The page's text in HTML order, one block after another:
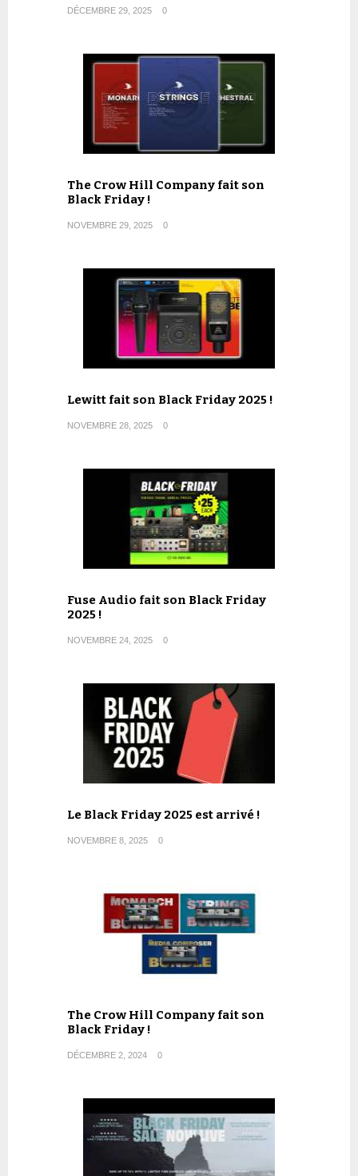
DÉCEMBRE 29, 2025 0
The Crow Hill Company fait son
Black Friday !
NOVEMBRE 29, 2025 0
Lewitt fait son Black Friday 2025 !
NOVEMBRE 28, 2025 0
Fuse Audio fait son Black Friday
2025 !
NOVEMBRE 24, 2025 0
Le Black Friday 2025 est arrivé !
NOVEMBRE 8, 2025 0
The Crow Hill Company fait son
Black Friday !
DÉCEMBRE 2, 2024 0